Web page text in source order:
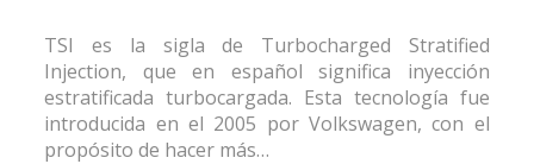
TSI es la sigla de Turbocharged Stratified
Injection, que en español significa inyección
estratificada turbocargada. Esta tecnología fue
introducida en el 2005 por Volkswagen, con el
propósito de hacer más…